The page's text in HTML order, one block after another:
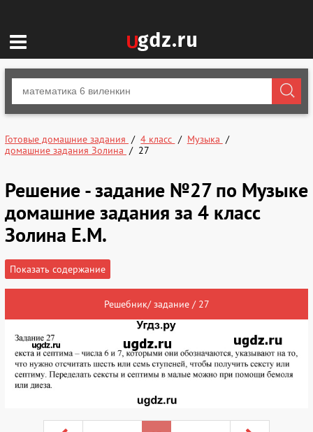
Готовые домашние задания 4 класс
Музыка
домашние задания Золина
27
Решение - задание №27 по Музыке
домашние задания за 4 класс
Золина Е.М.
Показать содержание
Решебник/ задание / 27